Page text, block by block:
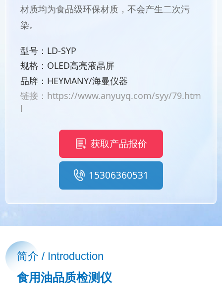
材质均为食品级环保材质，不会产生二次污
染。
型号：LD-SYP
规格：OLED高亮液晶屏
品牌：HEYMANY/海曼仪器
链接： https://www.anyuyq.com/syy/79.htm
l
获取产品报价
15306360531
简介 / Introduction
食用油品质检测仪